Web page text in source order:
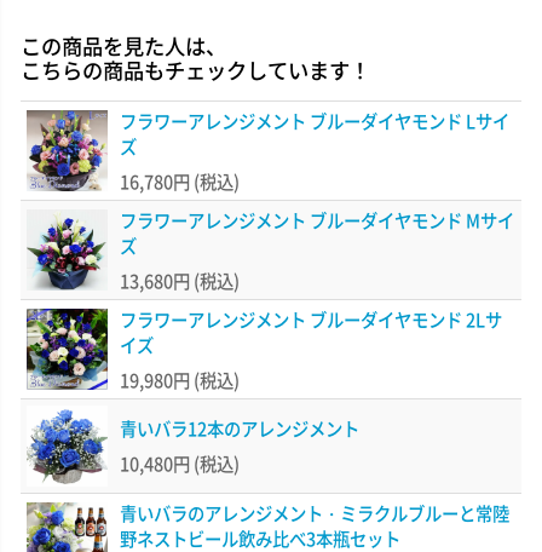
この商品を見た人は、
こちらの商品もチェックしています！
フラワーアレンジメント ブルーダイヤモンド Lサイ
ズ
16,780円 (税込)
フラワーアレンジメント ブルーダイヤモンド Mサイ
ズ
13,680円 (税込)
フラワーアレンジメント ブルーダイヤモンド 2Lサ
イズ
19,980円 (税込)
青いバラ12本のアレンジメント
10,480円 (税込)
青いバラのアレンジメント・ミラクルブルーと常陸
野ネストビール飲み比べ3本瓶セット